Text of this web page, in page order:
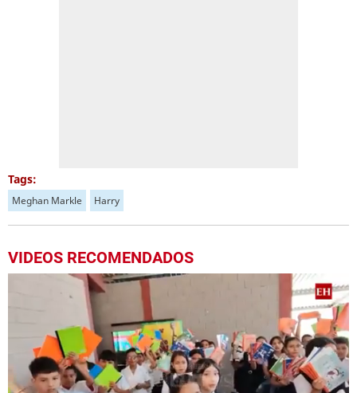
Tags:
Meghan Markle Harry
VIDEOS RECOMENDADOS